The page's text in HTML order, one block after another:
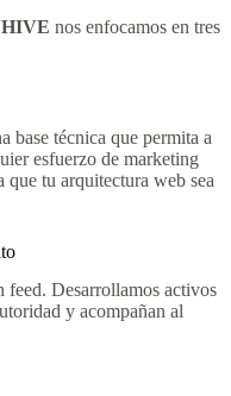
nos enfocamos en tres
base técnica que permita a
esfuerzo de marketing
que tu arquitectura web sea
feed. Desarrollamos activos
y acompañan al